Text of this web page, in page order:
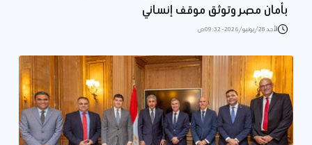
بأمان مصر وتوثق موقف إنساني
الأحد 28/يونيو/2026 - 09:32 ص